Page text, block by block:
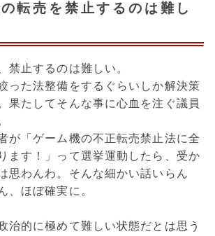
転売を禁止するのは難し
禁止するのは難しい。
った法整備をするぐらいしか解決策
果たしてそんな事に心血を注ぐ議員
が「ゲーム機の不正転売禁止法に全
ます！」って選挙運動したら、受か
思わんわ。そんな細かい話いらん
、ほぼ確実に。
治的に極めて難しい状態だとは思う